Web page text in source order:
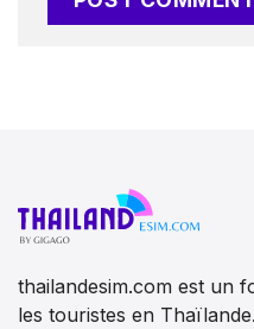
thailandesim.com est un
les touristes en